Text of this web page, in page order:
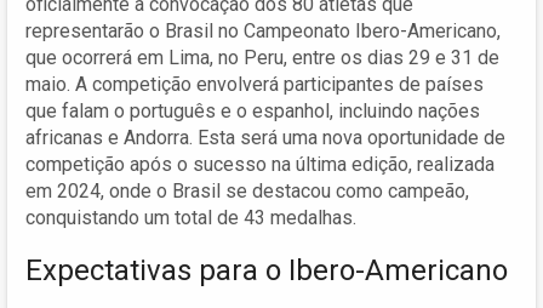
representarão o Brasil no Campeonato Ibero-Americano,
que ocorrerá em Lima, no Peru, entre os dias 29 e 31 de
maio. A competição envolverá participantes de países
que falam o português e o espanhol, incluindo nações
africanas e Andorra. Esta será uma nova oportunidade de
competição após o sucesso na última edição, realizada
em 2024, onde o Brasil se destacou como campeão,
conquistando um total de 43 medalhas.
Expectativas para o Ibero-Americano